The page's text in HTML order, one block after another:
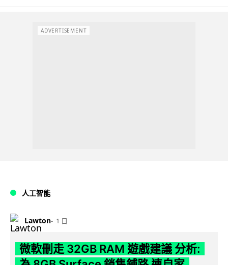
ADVERTISEMENT
人工智能
Lawton 1 日
微軟刪走 32GB RAM 遊戲建議 分析: